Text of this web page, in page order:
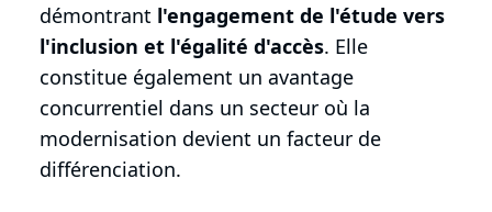
démontrant l'engagement de l'étude vers
l'inclusion et l'égalité d'accès. Elle
constitue également un avantage
concurrentiel dans un secteur où la
modernisation devient un facteur de
différenciation.